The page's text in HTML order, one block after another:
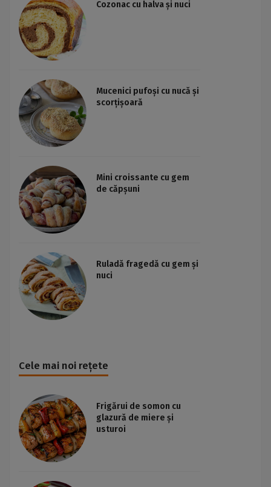
Cozonac cu halva și nuci
Mucenici pufoși cu nucă și
scorțișoară
Mini croissante cu gem
de căpșuni
Ruladă fragedă cu gem și
nuci
Cele mai noi rețete
Frigărui de somon cu
glazură de miere și
usturoi